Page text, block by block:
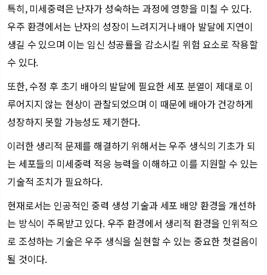
특히, 미세중력은 난자가 성숙하는 과정에 영향을 미칠 수 있다.
우주 환경에서는 난자의 성장이 느려지거나 배아 발달에 지연이
생길 수 있으며 이는 임신 성공률을 감소시킬 위험 요소로 작용할
수 있다.
또한, 수정 후 초기 배아의 발달에 필요한 세포 분열이 제대로 이
루어지지 않는 현상이 관찰되었으며 이 때문에 배아가 건강하게
성장하지 못할 가능성도 제기한다.
이러한 생리적 문제를 해결하기 위해서는 우주 생식의 기초가 되
는 세포들의 미세중력 적응 능력을 이해하고 이를 지원할 수 있는
기술적 조치가 필요하다.
현재로서는 인공적인 중력 생성 기술과 세포 배양 환경을 개선하
는 방식이 주목받고 있다. 우주 환경에서 생리적 환경을 인위적으
로 조성하는 기술은 우주 생식을 실현할 수 있는 중요한 첫걸음이
될 것이다.